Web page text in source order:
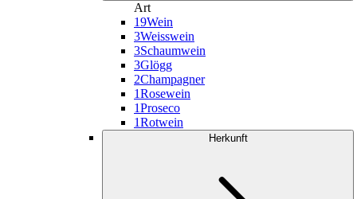
Art
19Wein
3Weisswein
3Schaumwein
3Glögg
2Champagner
1Rosewein
1Proseco
1Rotwein
Herkunft